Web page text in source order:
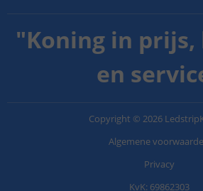
"Koning in
en
Copyright © 2026
Algemene
Privacy
KvK: 69862303